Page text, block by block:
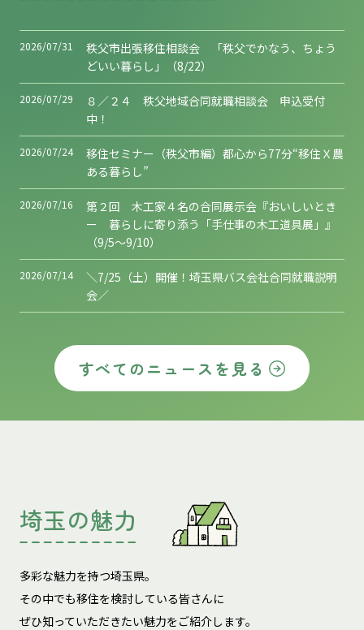
2026/07/31
秩父市出張移住相談会 「秩父でかなう、ちょう
どいい暮らし」（8/22）
2026/07/29
８／２４ 秩父地域合同就職相談会 申込受付
中！
2026/07/24
移住セミナー（秩父市編）都心から77分“移住Ｘ農
ある暮らし”
2026/07/16
第２回 木工家４名の合同展示会『おいしいとき
ー 暮らしに寄り添う「手仕事の木工道具展」』
（9/5～9/10）
2026/07/14
＼7/25（土）開催！埼玉県バス会社合同就職説明
会／
すべてのニュースを見る
埼玉の魅力
多彩な魅力を持つ埼玉県。
その中でも移住を検討している皆さんに
ぜひ知っていただきたい魅力をご紹介します。